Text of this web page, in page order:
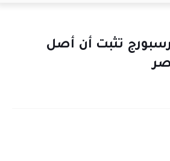
تثبت أن أصل